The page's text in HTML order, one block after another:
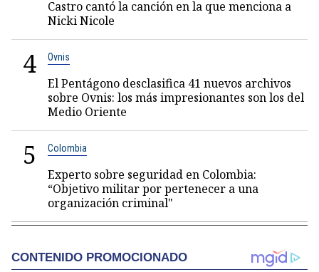
Castro cantó la canción en la que menciona a
Nicki Nicole
4 Ovnis
El Pentágono desclasifica 41 nuevos archivos
sobre Ovnis: los más impresionantes son los del
Medio Oriente
5 Colombia
Experto sobre seguridad en Colombia:
“Objetivo militar por pertenecer a una
organización criminal"